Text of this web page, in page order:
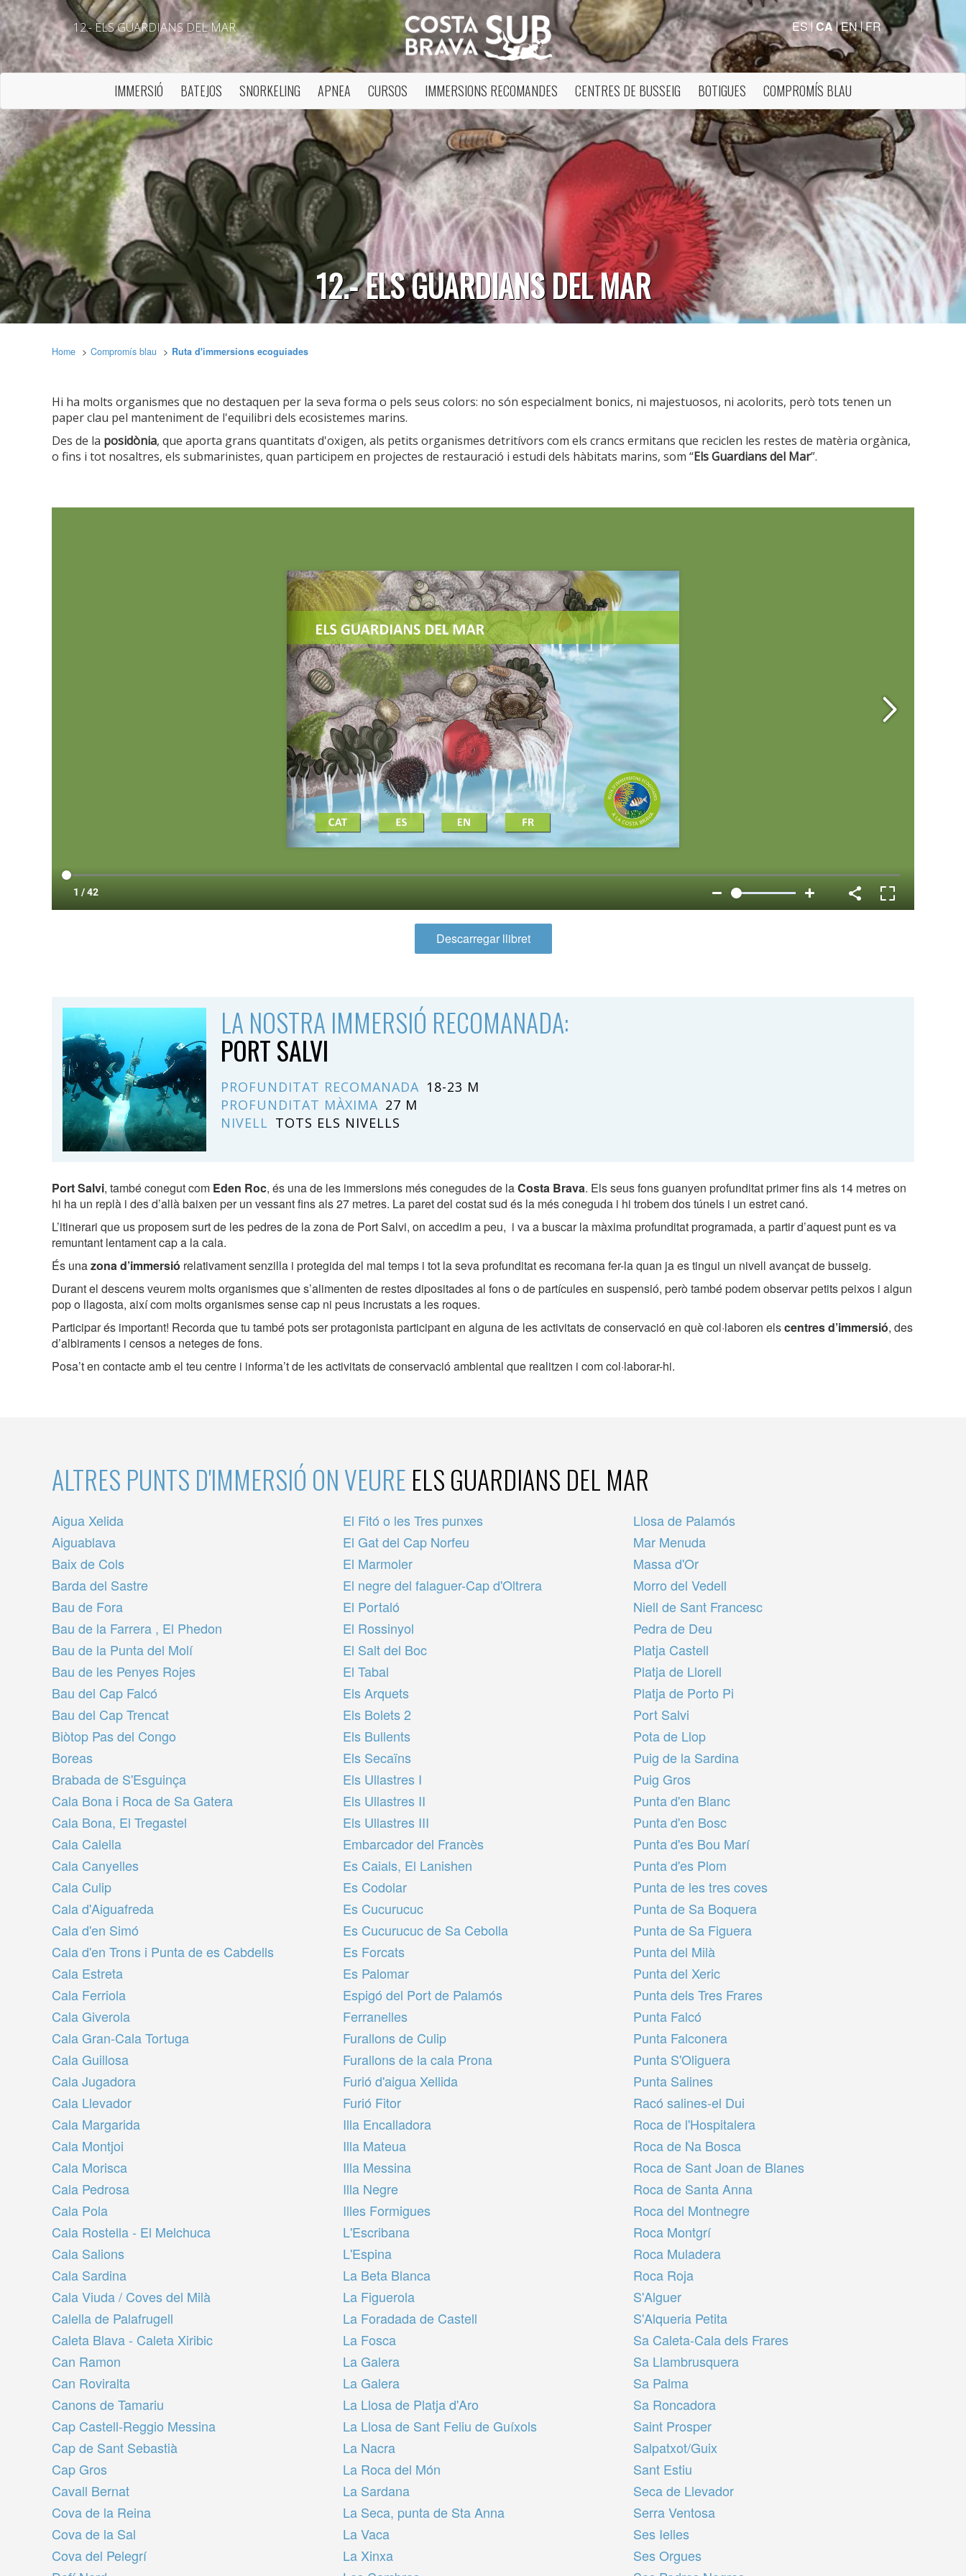
12.- ELS GUARDIANS DEL MAR ES CA EN FR
IMMERSIÓ BATEJOS SNORKELING APNEA CURSOS IMMERSIONS RECOMANDES CENTRES DE BUSSEIG BOTIGUES COMPROMÍS BLAU
12.- ELS GUARDIANS DEL MAR
Home Compromís blau Ruta d'immersions ecoguiades
Hi ha molts organismes que no destaquen per la seva forma o pels seus colors: no són especialment bonics, ni majestuosos, ni acolorits, però tots tenen un
paper clau pel manteniment de l'equilibri dels ecosistemes marins.
Des de la posidònia, que aporta grans quantitats d'oxigen, als petits organismes detritívors com els crancs ermitans que reciclen les restes de matèria orgànica,
o fins i tot nosaltres, els submarinistes, quan participem en projectes de restauració i estudi dels hàbitats marins, som “Els Guardians del Mar”.
Descarregar llibret
LA NOSTRA IMMERSIÓ RECOMANADA:
PORT SALVI
PROFUNDITAT RECOMANADA 18-23 M
PROFUNDITAT MÀXIMA 27 M
NIVELL TOTS ELS NIVELLS
Port Salvi, també conegut com Eden Roc, és una de les immersions més conegudes de laCosta Brava. Els seus fons guanyen profunditat primer fins als 14 metres on
hi ha un replà i des d’allà baixen per un vessant fins als 27 metres. La paret del costat sud és la més coneguda i hi trobem dos túnels i un estret canó.
L’itinerari que us proposem surt de les pedres de la zona de Port Salvi, on accedim a peu, i va a buscar la màxima profunditat programada, a partir d’aquest punt es va
remuntant lentament cap a la cala.
És unazona d’immersió relativament senzilla i protegida del mal temps i tot la seva profunditat es recomana fer-la quan ja es tingui un nivell avançat de busseig.
Durant el descens veurem molts organismes que s’alimenten de restes dipositades al fons o de partícules en suspensió, però també podem observar petits peixos i algun
pop o llagosta, així com molts organismes sense cap ni peus incrustats a les roques.
Participar és important! Recorda que tu també pots ser protagonista participant en alguna de les activitats de conservació en què col·laboren elscentres d’immersió, des
d’albiraments i censos a neteges de fons.
Posa’t en contacte amb el teu centre i informa’t de les activitats de conservació ambiental que realitzen i com col·laborar-hi.
ALTRES PUNTS D'IMMERSIÓ ON VEURE ELS GUARDIANS DEL MAR
Aigua Xelida
Aiguablava
Baix de Cols
Barda del Sastre
Bau de Fora
Bau de la Farrera , El Phedon
Bau de la Punta del Molí
Bau de les Penyes Rojes
Bau del Cap Falcó
Bau del Cap Trencat
Biòtop Pas del Congo
Boreas
Brabada de S'Esguinça
Cala Bona i Roca de Sa Gatera
Cala Bona, El Tregastel
Cala Calella
Cala Canyelles
Cala Culip
Cala d'Aiguafreda
Cala d'en Simó
Cala d'en Trons i Punta de es Cabdells
Cala Estreta
Cala Ferriola
Cala Giverola
Cala Gran-Cala Tortuga
Cala Guillosa
Cala Jugadora
Cala Llevador
Cala Margarida
Cala Montjoi
Cala Morisca
Cala Pedrosa
Cala Pola
Cala Rostella - El Melchuca
Cala Salions
Cala Sardina
Cala Viuda / Coves del Milà
Calella de Palafrugell
Caleta Blava - Caleta Xiribic
Can Ramon
Can Roviralta
Canons de Tamariu
Cap Castell-Reggio Messina
Cap de Sant Sebastià
Cap Gros
Cavall Bernat
Cova de la Reina
Cova de la Sal
Cova del Pelegrí
El Fitó o les Tres punxes
El Gat del Cap Norfeu
El Marmoler
El negre del falaguer-Cap d'Oltrera
El Portaló
El Rossinyol
El Salt del Boc
El Tabal
Els Arquets
Els Bolets 2
Els Bullents
Els Secaïns
Els Ullastres I
Els Ullastres II
Els Ullastres III
Embarcador del Francès
Es Caials, El Lanishen
Es Codolar
Es Cucurucuc
Es Cucurucuc de Sa Cebolla
Es Forcats
Es Palomar
Espigó del Port de Palamós
Ferranelles
Furallons de Culip
Furallons de la cala Prona
Furió d'aigua Xellida
Furió Fitor
Illa Encalladora
Illa Mateua
Illa Messina
Illa Negre
Illes Formigues
L'Escribana
L'Espina
La Beta Blanca
La Figuerola
La Foradada de Castell
La Fosca
La Galera
La Galera
La Llosa de Platja d'Aro
La Llosa de Sant Feliu de Guíxols
La Nacra
La Roca del Món
La Sardana
La Seca, punta de Sta Anna
La Vaca
La Xinxa
Llosa de Palamós
Mar Menuda
Massa d'Or
Morro del Vedell
Niell de Sant Francesc
Pedra de Deu
Platja Castell
Platja de Llorell
Platja de Porto Pi
Port Salvi
Pota de Llop
Puig de la Sardina
Puig Gros
Punta d'en Blanc
Punta d'en Bosc
Punta d'es Bou Marí
Punta d'es Plom
Punta de les tres coves
Punta de Sa Boquera
Punta de Sa Figuera
Punta del Milà
Punta del Xeric
Punta dels Tres Frares
Punta Falcó
Punta Falconera
Punta S'Oliguera
Punta Salines
Racó salines-el Dui
Roca de l'Hospitalera
Roca de Na Bosca
Roca de Sant Joan de Blanes
Roca de Santa Anna
Roca del Montnegre
Roca Montgrí
Roca Muladera
Roca Roja
S'Alguer
S'Alqueria Petita
Sa Caleta-Cala dels Frares
Sa Llambrusquera
Sa Palma
Sa Roncadora
Saint Prosper
Salpatxot/Guix
Sant Estiu
Seca de Llevador
Serra Ventosa
Ses Ielles
Ses Orgues
Aquest lloc web utilitza cookies pròpies per recopilar informació amb la finalitat de
millorar els nostres serveis. Si continua navegant, suposa l'acceptació de la instal·lació
de les mateixes. L'usuari té la possibilitat de configurar el navegador podent, si així ho
desitja, impedir que siguin instal·lades al disc dur, encara que haurà de tenir en
compte que aquesta acció podrà ocasionar dificultats de navegació de la pàgina web.
Analítiques i personalització
Permeten fer el seguiment i l'anàlisi del comportament dels usuaris d'aquest lloc web.
La informació recollida mitjançant aquest tipus de cookies s'utilitza en el mesurament
de l'activitat del web per a l'elaboració de perfils de navegació dels usuaris per
introduir millores en funció de l'anàlisi de les dades d'ús que fan els usuaris del servei.
Permeten desar la informació de preferència de l'usuari per millorar la qualitat dels
nostres serveis i oferir una millor experiència a través de productes recomanats.
Marketing i publicitat
Aquestes cookies són utilitzades per emmagatzemar informació sobre les
preferències i les eleccions personals de l'usuari a través de l'observació continuada
dels seus hàbits de navegació. Gràcies a elles, podem conèixer els hàbits de
navegació al lloc web i mostrar publicitat relacionada amb el perfil de navegació de
Guardar configuració Acceptar totes